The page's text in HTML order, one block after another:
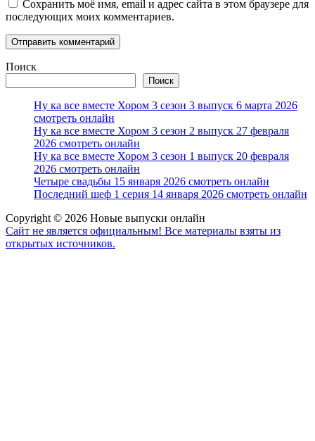
Сохранить моё имя, email и адрес сайта в этом браузере для
последующих моих комментариев.
Поиск
Поиск
Ну ка все вместе Хором 3 сезон 3 выпуск 6 марта 2026
смотреть онлайн
Ну ка все вместе Хором 3 сезон 2 выпуск 27 февраля
2026 смотреть онлайн
Ну ка все вместе Хором 3 сезон 1 выпуск 20 февраля
2026 смотреть онлайн
Четыре свадьбы 15 января 2026 смотреть онлайн
Последний шеф 1 серия 14 января 2026 смотреть онлайн
Copyright © 2026 Новые выпуски онлайн
Сайт не является официальным! Все материалы взяты из
открытых источников.